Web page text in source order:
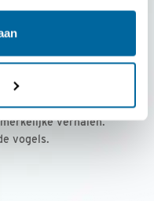
€ 36,00 per jaar
leden, met
verhalen.
vogels.